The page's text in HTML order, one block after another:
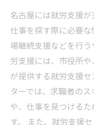
名古屋には就労支援が
仕事を探す際に必要
場継続支援などを行
労支援には、市役所
が提供する就労支援
ターでは、求職者の
や、仕事を見つける
す。 また、就労支援